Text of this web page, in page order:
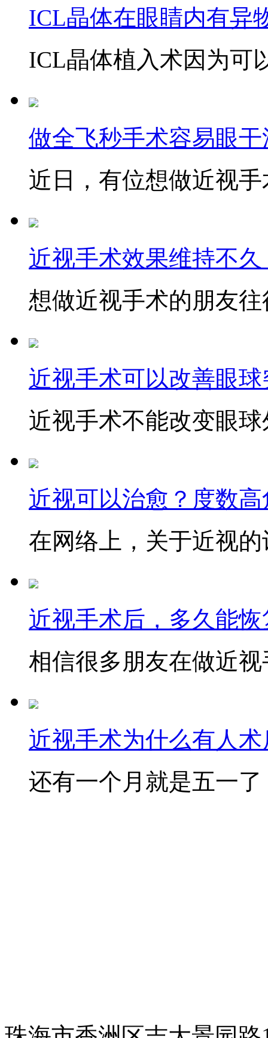
ICL晶体在眼睛内有异
ICL晶体植入术因为可
做全飞秒手术容易眼
近日，有位想做近视
近视手术效果维持不
想做近视手术的朋友
近视手术可以改善眼
近视手术不能改变眼
近视可以治愈？度数
在网络上，关于近视
近视手术后，多久能
相信很多朋友在做近
近视手术为什么有人
还有一个月就是五一